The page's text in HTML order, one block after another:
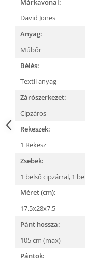
Márkavonal:
David Jones
Anyag:
Műbőr
Bélés:
Textil anyag
Zárószerkezet:
Cipzáros
Rekeszek:
1 Rekesz
Zsebek:
1 belső cipzárral, 1
Méret (cm):
17.5x28x7.5
Pánt hossza:
105 cm (max)
Pántok: